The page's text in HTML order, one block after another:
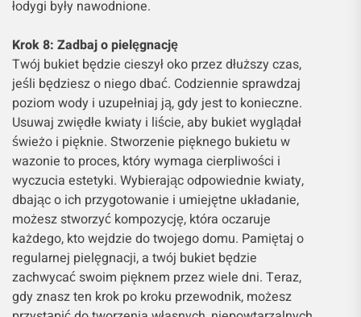
łodygi były nawodnione.
Krok 8: Zadbaj o pielęgnację
Twój bukiet będzie cieszył oko przez dłuższy czas,
jeśli będziesz o niego dbać. Codziennie sprawdzaj
poziom wody i uzupełniaj ją, gdy jest to konieczne.
Usuwaj zwiędłe kwiaty i liście, aby bukiet wyglądał
świeżo i pięknie. Stworzenie pięknego bukietu w
wazonie to proces, który wymaga cierpliwości i
wyczucia estetyki. Wybierając odpowiednie kwiaty,
dbając o ich przygotowanie i umiejętne układanie,
możesz stworzyć kompozycję, która oczaruje
każdego, kto wejdzie do twojego domu. Pamiętaj o
regularnej pielęgnacji, a twój bukiet będzie
zachwycać swoim pięknem przez wiele dni. Teraz,
gdy znasz ten krok po kroku przewodnik, możesz